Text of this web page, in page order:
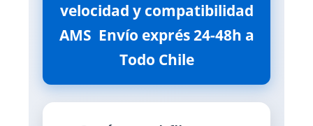
velocidad y compatibilidad
AMS  Envío exprés 24-48h a
Todo Chile